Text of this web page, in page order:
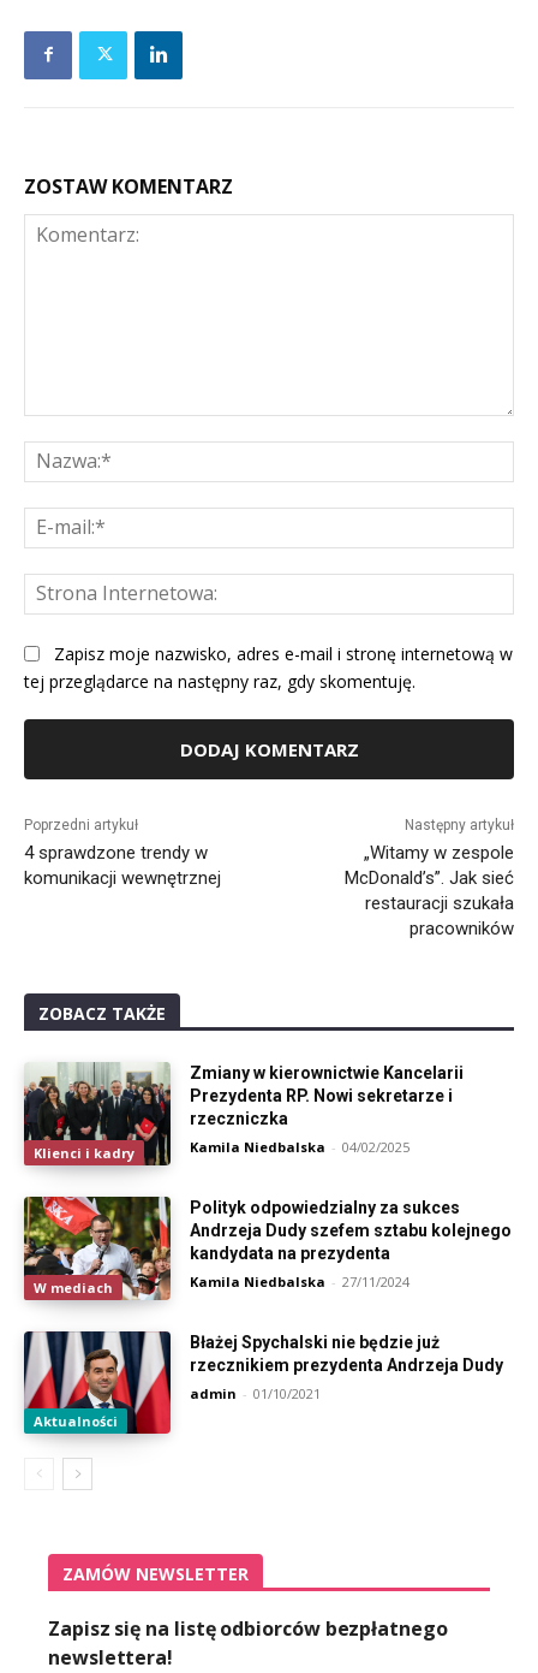
ZOSTAW KOMENTARZ
Zapisz moje nazwisko, adres e-mail i stronę internetową w
tej przeglądarce na następny raz, gdy skomentuję.
Poprzedni artykuł
4 sprawdzone trendy w
komunikacji wewnętrznej
Następny artykuł
„Witamy w zespole
McDonald’s”. Jak sieć
restauracji szukała
pracowników
ZOBACZ TAKŻE
Klienci i kadry
Zmiany w kierownictwie Kancelarii
Prezydenta RP. Nowi sekretarze i
rzeczniczka
Kamila Niedbalska - 04/02/2025
W mediach
Polityk odpowiedzialny za sukces
Andrzeja Dudy szefem sztabu kolejnego
kandydata na prezydenta
Kamila Niedbalska - 27/11/2024
Aktualności
Błażej Spychalski nie będzie już
rzecznikiem prezydenta Andrzeja Dudy
admin - 01/10/2021
ZAMÓW NEWSLETTER
Zapisz się na listę odbiorców bezpłatnego
newslettera!